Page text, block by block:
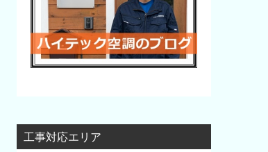
工事対応エリア